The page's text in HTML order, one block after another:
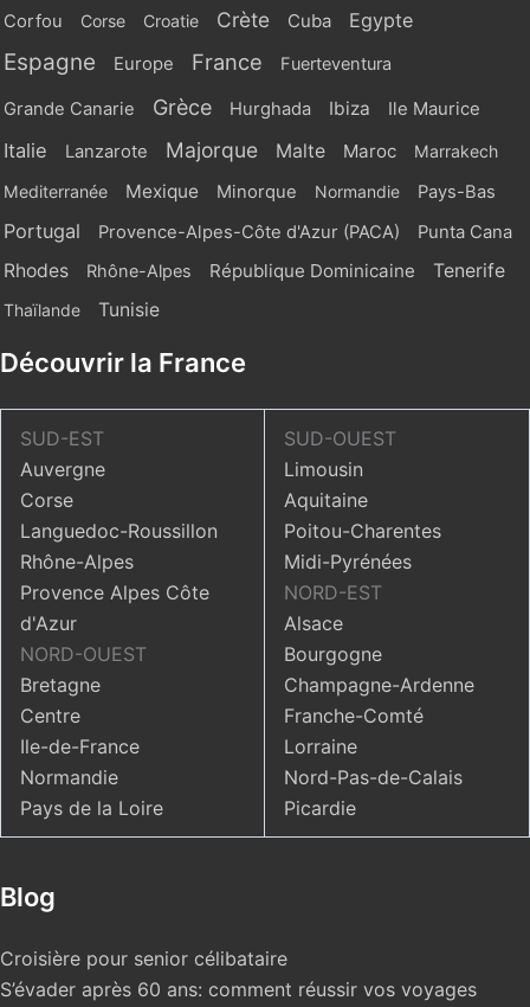
Corfou
Corse Croatie Crète Cuba Egypte
Espagne Europe France Fuerteventura
Grande Canarie Grèce Hurghada Ibiza Ile Maurice
Italie Lanzarote Majorque Malte Maroc
Marrakech
Mediterranée
Mexique Minorque Normandie Pays-Bas
Portugal Provence-Alpes-Côte d'Azur (PACA) Punta Cana
Rhodes Rhône-Alpes République Dominicaine Tenerife
Thaïlande Tunisie
Découvrir la France
SUD-EST
Auvergne
Corse
Languedoc-Roussillon
Rhône-Alpes
Provence Alpes Côte
d'Azur
NORD-OUEST
Bretagne
Centre
Ile-de-France
Normandie
Pays de la Loire
SUD-OUEST
Limousin
Aquitaine
Poitou-Charentes
Midi-Pyrénées
NORD-EST
Alsace
Bourgogne
Champagne-Ardenne
Franche-Comté
Lorraine
Nord-Pas-de-Calais
Picardie
Blog
Croisière pour senior célibataire
S’évader après 60 ans: comment réussir vos voyages